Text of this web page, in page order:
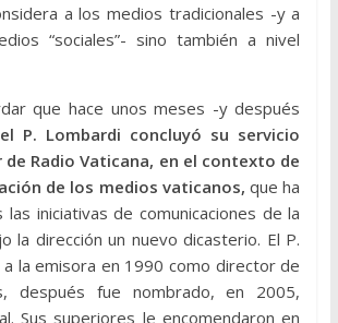
a los medios tradicionales -y a
“sociales”- sino también a nivel
que hace unos meses -y después
el P. Lombardi concluyó su servicio
Radio Vaticana, en el contexto de
de los medios vaticanos, que ha
las iniciativas de comunicaciones de la
la dirección un nuevo dicasterio. El P.
la emisora en 1990 como director de
después fue nombrado, en 2005,
Sus superiores le encomendaron en